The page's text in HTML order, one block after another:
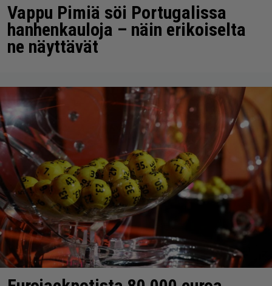
Vappu Pimiä söi Portugalissa
hanhenkauloja – näin erikoiselta
ne näyttävät